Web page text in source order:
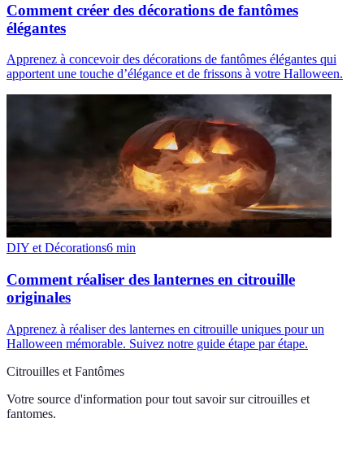
Comment créer des décorations de fantômes
élégantes
Apprenez à concevoir des décorations de fantômes élégantes qui
apportent une touche d’élégance et de frissons à votre Halloween.
DIY et Décorations6 min
Comment réaliser des lanternes en citrouille
originales
Apprenez à réaliser des lanternes en citrouille uniques pour un
Halloween mémorable. Suivez notre guide étape par étape.
Citrouilles et Fantômes
Votre source d'information pour tout savoir sur citrouilles et
fantomes.